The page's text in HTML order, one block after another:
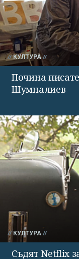
КУЛТУРА
Почина
Шумналиев
КУЛТУРА
Съдят Netflix